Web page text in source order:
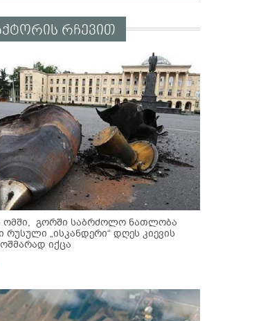
რჩევით
ომში, გორში საბრძოლო ნათლობა
რუსული „ისკანდერი“ დღეს კიევის
იქცა